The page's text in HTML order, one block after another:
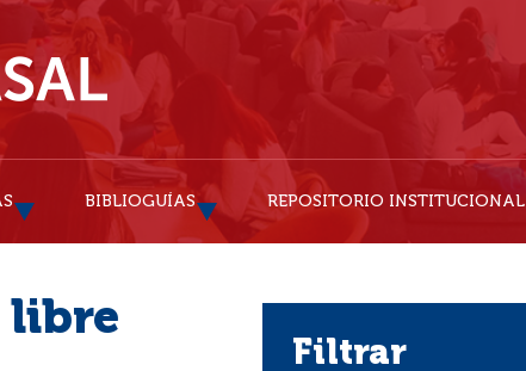
BIBLIOGUÍAS REPOSITORIO INSTITUCIONAL
libre
filtrar